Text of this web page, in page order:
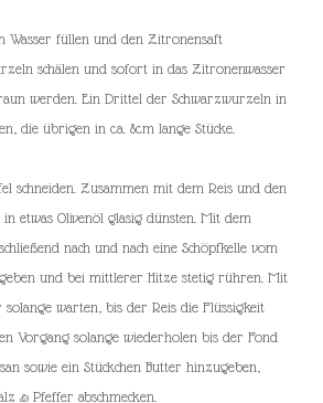
Wasser füllen und den Zitronensaft
schälen und sofort in das Zitronenwasser
werden. Ein Drittel der Schwarzwurzeln in
die übrigen in ca. 8cm lange Stücke.
schneiden. Zusammen mit dem Reis und den
etwas Olivenöl glasig dünsten. Mit dem
nach und nach eine Schöpfkelle vom
und bei mittlerer Hitze stetig rühren. Mit
warten, bis der Reis die Flüssigkeit
Vorgang solange wiederholen bis der Fond
sowie ein Stückchen Butter hinzugeben,
& Pfeffer abschmecken.